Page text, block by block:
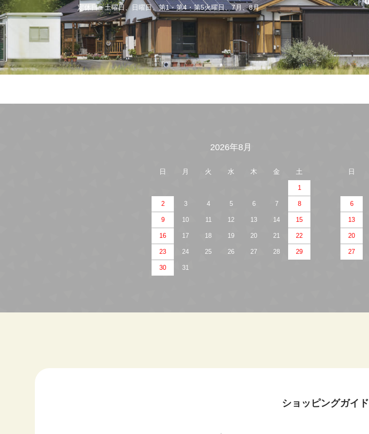
定休日：土曜日、日曜日、第1・第4・第5火曜日、7月、8月
2026年8月
日 月 火 水 木 金 土
1
2 3 4 5 6 7 8
9 10 11 12 13 14 15
16 17 18 19 20 21 22
23 24 25 26 27 28 29
30 31
日
6
13
20
27
ショッピングガイド